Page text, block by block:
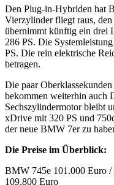
Den Plug-in-Hybriden hat
Vierzylinder fliegt raus,
übernimmt künftig ein drei
286 PS. Die
PS. Die rein elektrische
betragen.
Die paar
bekommen weiterhin auch
Sechszylindermotor bleibt
xDrive mit 320 PS und
der neue BMW 7er zu
Die Preise im Überblick:
BMW 745e 101.000 Euro
109.800 Euro